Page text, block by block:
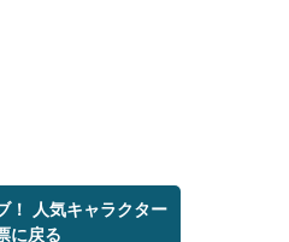
！ 人気キャラクター
に戻る